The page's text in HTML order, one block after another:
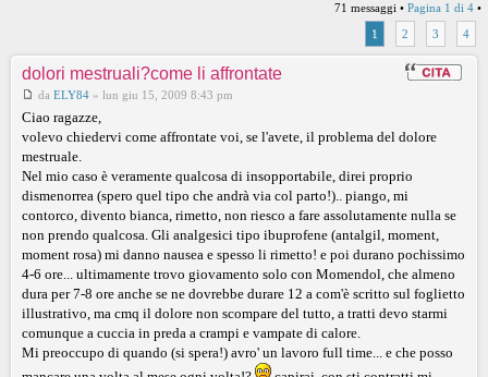
71 messaggi • Pagina 1 di 4 •
1
2 3 4
dolori mestruali?come li affrontate
da ELY84 » lun giu 15, 2009 8:43 pm
Ciao ragazze,
volevo chiedervi come affrontate voi, se l'avete, il problema del dolore
mestruale.
Nel mio caso è veramente qualcosa di insopportabile, direi proprio
dismenorrea (spero quel tipo che andrà via col parto!).. piango, mi
contorco, divento bianca, rimetto, non riesco a fare assolutamente nulla se
non prendo qualcosa. Gli analgesici tipo ibuprofene (antalgil, moment,
moment rosa) mi danno nausea e spesso li rimetto! e poi durano pochissimo
4-6 ore... ultimamente trovo giovamento solo con Momendol, che almeno
dura per 7-8 ore anche se ne dovrebbe durare 12 a com'è scritto sul foglietto
illustrativo, ma cmq il dolore non scompare del tutto, a tratti devo starmi
comunque a cuccia in preda a crampi e vampate di calore.
Mi preoccupo di quando (si spera!) avro' un lavoro full time... e che posso